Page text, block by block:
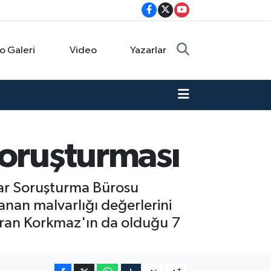
Galeri Video Yazarlar
Soruşturma Bürosu
malvarlığı değerlerini
Korkmaz'ın da olduğu 7